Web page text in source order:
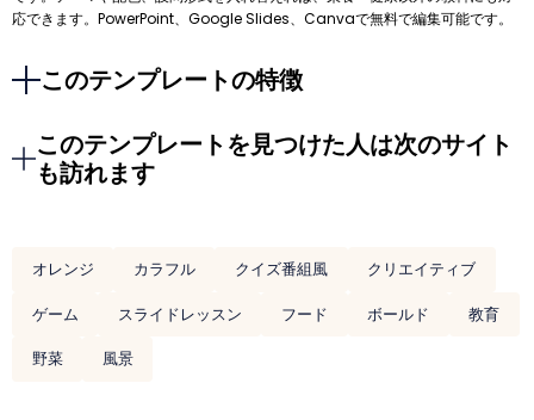
応できます。PowerPoint、Google Slides、Canvaで無料で編集可能です。
このテンプレートの特徴
このテンプレートを見つけた人は次のサイト
も訪れます
オレンジ カラフル クイズ番組風
クリエイティブ
ゲーム
スライドレッスン フード ボールド
教育
野菜
風景